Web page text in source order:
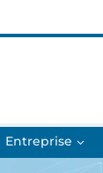
Entreprise